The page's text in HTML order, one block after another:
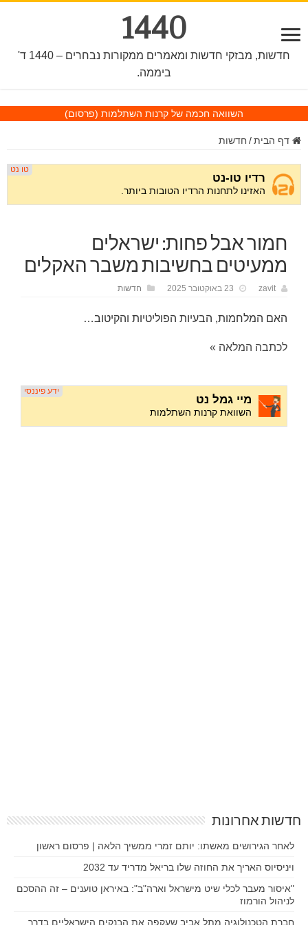
1440
חדשות, מבזקי חדשות ומאמרים ממקורות נבחרים – 1440 ד'
ביממה.
השוואה חכמה של קרנות השתלמות (פרסום)
דף הבית / חדשות
חמור אבל פחות: ישראלים
ממעיטים בחשיבות משבר האקלים
zavit 23 באוקטובר 2025 חדשות
האם המלחמות, הבעיות הפוליטיות והקיטוב…
לכתבה המלאה »
חדשות אחרונות
לאחר הגירושים מאשתו: יותם זמרי ממשיך הלאה | פרסום ראשון
ויניסיוס האריך את החוזה שלו בריאל מדריד עד 2032
"איסור מעבר לכלי שיט מישראל וארה"ב": באיראן טוענים – זה ההסכם
לניהול הורמוז
חברת הטכנולוגיה מתל אביב שעקפה את הבנקים הישראליים בדרך